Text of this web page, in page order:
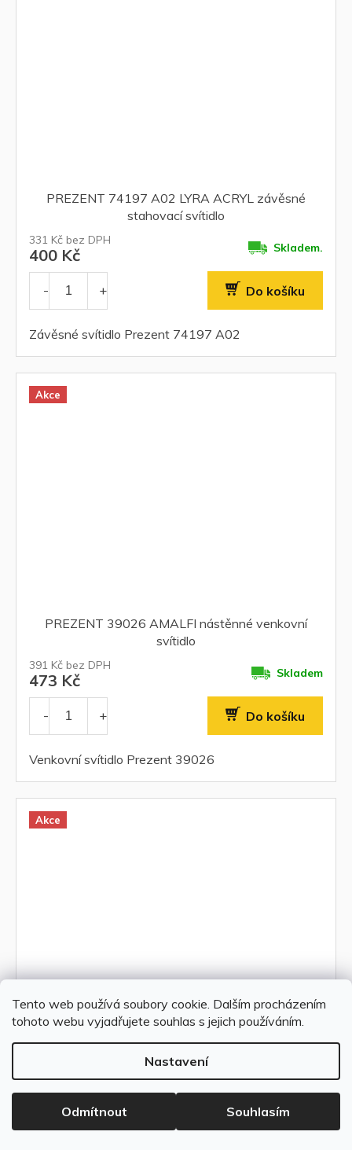
Tento web používá soubory cookie. Dalším procházením
tohoto webu vyjadřujete souhlas s jejich používáním.
Nastavení
Odmítnout Souhlasím
PREZENT 74197 A02 LYRA ACRYL závěsné
stahovací svítidlo
331 Kč bez DPH
400 Kč Skladem.
Do košíku
Závěsné svítidlo Prezent 74197 A02
Akce
PREZENT 39026 AMALFI nástěnné venkovní
svítidlo
391 Kč bez DPH
473 Kč Skladem
Do košíku
Venkovní svítidlo Prezent 39026
Akce
Prezent Venkovní svítidlo AZZURO
1xE27/60W,IP44,STAIN.STEEL/FROST 61030
407 Kč bez DPH
492 Kč